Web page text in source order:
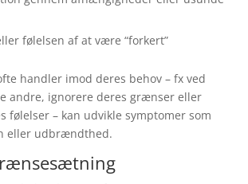
følelsen af at være “forkert”
handler imod deres behov – fx ved
andre, ignorere deres grænser eller
følelser – kan udvikle symptomer som
eller udbrændthed.